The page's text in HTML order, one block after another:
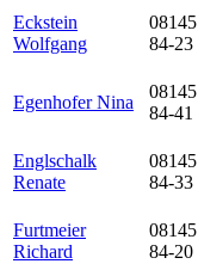
Eckstein
Wolfgang
08145
84-23
Egenhofer Nina
08145
84-41
Englschalk
Renate
08145
84-33
Furtmeier
Richard
08145
84-20